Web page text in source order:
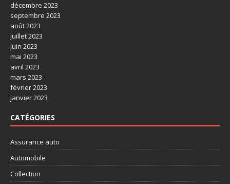
décembre 2023
septembre 2023
août 2023
juillet 2023
juin 2023
mai 2023
avril 2023
mars 2023
février 2023
janvier 2023
CATÉGORIES
Assurance auto
Automobile
Collection